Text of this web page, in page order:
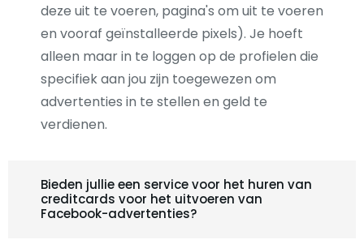
deze uit te voeren, pagina's om uit te voeren
en vooraf geïnstalleerde pixels). Je hoeft
alleen maar in te loggen op de profielen die
specifiek aan jou zijn toegewezen om
advertenties in te stellen en geld te
verdienen.
Bieden jullie een service voor het huren van
creditcards voor het uitvoeren van
Facebook-advertenties?